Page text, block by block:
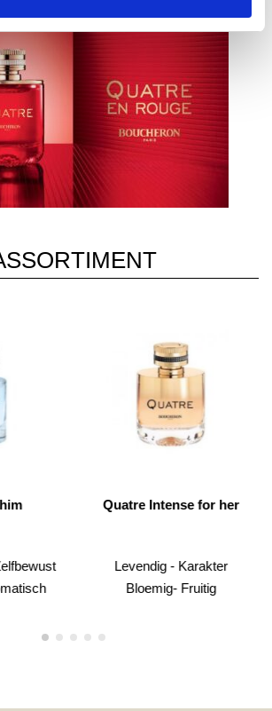
Quatre Intense for her
Levendig - Karakter
Bloemig- Fruitig